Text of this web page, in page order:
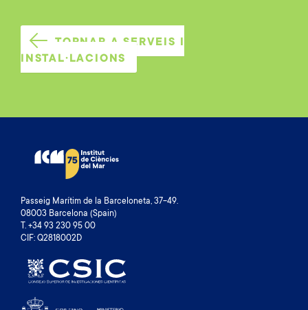
TORNAR A SERVEIS I
INSTAL·LACIONS
Passeig Marítim de la Barceloneta, 37-49.
08003 Barcelona (Spain)
T. +34 93 230 95 00
CIF: Q2818002D